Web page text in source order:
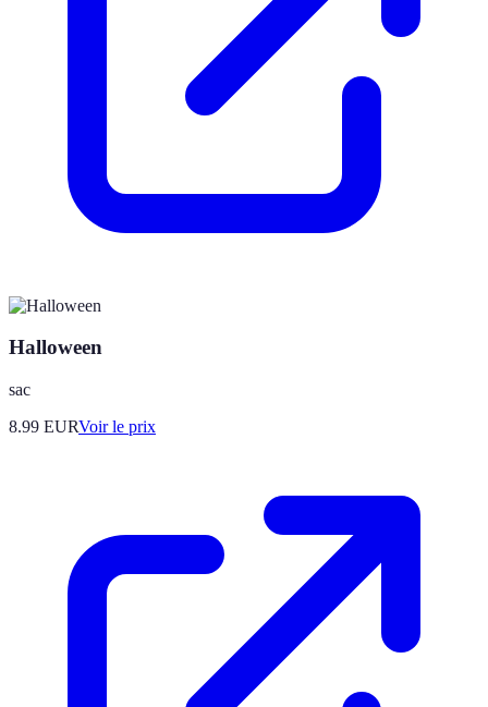
Halloween
sac
8.99 EURVoir le prix